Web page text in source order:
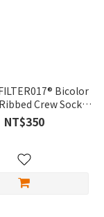
Bicolor
Crew Socks
粗羅文針織高筒襪
NT$350